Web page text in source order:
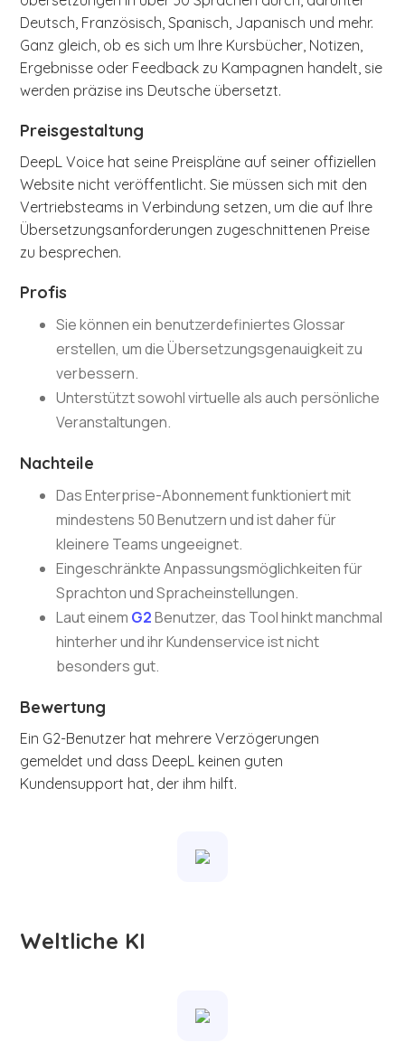
Deutsch, Französisch, Spanisch, Japanisch und mehr.
Ganz gleich, ob es sich um Ihre Kursbücher, Notizen,
Ergebnisse oder Feedback zu Kampagnen handelt, sie
werden präzise ins Deutsche übersetzt.
Preisgestaltung
DeepL Voice hat seine Preispläne auf seiner offiziellen
Website nicht veröffentlicht. Sie müssen sich mit den
Vertriebsteams in Verbindung setzen, um die auf Ihre
Übersetzungsanforderungen zugeschnittenen Preise
zu besprechen.
Profis
Sie können ein benutzerdefiniertes Glossar
erstellen, um die Übersetzungsgenauigkeit zu
verbessern.
Unterstützt sowohl virtuelle als auch persönliche
Veranstaltungen.
Nachteile
Das Enterprise-Abonnement funktioniert mit
mindestens 50 Benutzern und ist daher für
kleinere Teams ungeeignet.
Eingeschränkte Anpassungsmöglichkeiten für
Sprachton und Spracheinstellungen.
Laut einem G2Benutzer, das Tool hinkt manchmal
hinterher und ihr Kundenservice ist nicht
besonders gut.
Bewertung
Ein G2-Benutzer hat mehrere Verzögerungen
gemeldet und dass DeepL keinen guten
Kundensupport hat, der ihm hilft.
Weltliche KI